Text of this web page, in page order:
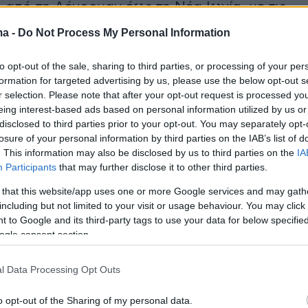
- Do Not Process My Personal Information
opt-out of the sale, sharing to third parties, or processing of your
for targeted advertising by us, please use the below opt-out
selection. Please note that after your opt-out request is processed
interest-based ads based on personal information utilized by us
to third parties prior to your opt-out. You may separately
of your personal information by third parties on the IAB’s list of
This information may also be disclosed by us to third parties on the
Participants that may further disclose it to other third parties.
that this website/app uses one or more Google services and may
but not limited to your visit or usage behaviour. You may
to Google and its third-party tags to use your data for below
consent section.
Data Processing Opt Outs
opt-out of the Sharing of my personal data.
από τη Λένορμαν έως τη Νέα Ιωνία, με τις
να είναι συνεχείς.
και στην Αττική Οδό
παρατηρείται και στηνΑττική Οδό,
ρεύμα προς το Αεροδρόμιο.
25’-30’ από κόμβο Φυλής έως κόμβο
20΄-25΄ από κόμβο Ανθούσας έως κόμβο
https://t.co/hEqNSTh4u9